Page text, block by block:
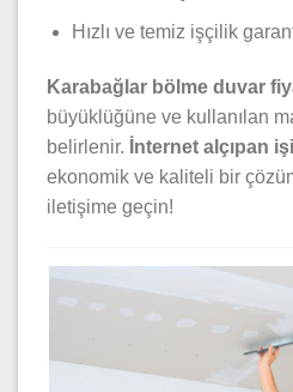
Hızlı ve temiz işçilik
Karabağlar bölme duvar
büyüklüğüne ve kullanılan
belirlenir. İnternet alçıpan
ekonomik ve kaliteli bir
iletişime geçin!